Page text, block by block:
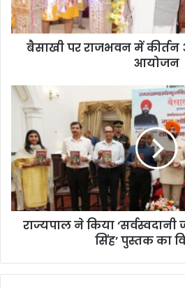
ज
भ
व
र्त
गु
र
वा
णी
पा
यो
बैसाखी पर राजभवन में कीर्तन
आयोजन
रा
ने
कि
या
‘
स
राज्यपाल ने किया
सिंह’ पुस्तक का